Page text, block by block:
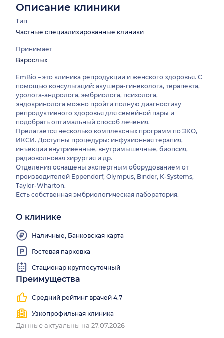
Описание клиники
Тип
Частные специализированные клиники
Принимает
Взрослых
EmBio – это клиника репродукции и женского здоровья. С
помощью консультаций: акушера-гинеколога, терапевта,
уролога-андролога, эмбриолога, психолога,
эндокринолога можно пройти полную диагностику
репродуктивного здоровья для семейной пары и
подобрать оптимальный способ лечения.
Прелагается несколько комплексных программ по ЭКО,
ИКСИ. Доступны процедуры: инфузионная терапия,
инъекции внутривенные, внутримышечные, биопсия,
радиоволновая хирургия и др.
Отделения оснащены экспертным оборудованием от
производителей Eppendorf, Olympus, Binder, K-Systems,
Taylor-Wharton.
Есть собственная эмбриологическая лаборатория.
О клинике
Наличные, Банковская карта
Гостевая парковка
Стационар круглосуточный
Преимущества
Средний рейтинг врачей 4.7
Узкопрофильная клиника
Данные актуальны на 27.07.2026